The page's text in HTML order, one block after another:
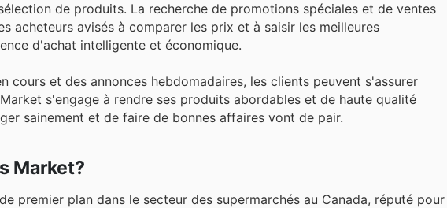
de produits. La recherche de promotions spéciales et de ventes
acheteurs avisés à comparer les prix et à saisir les meilleures
d'achat intelligente et économique.
et des annonces hebdomadaires, les clients peuvent s'assurer
s'engage à rendre ses produits abordables et de haute qualité
sainement et de faire de bonnes affaires vont de pair.
Market?
premier plan dans le secteur des supermarchés au Canada, réputé pour